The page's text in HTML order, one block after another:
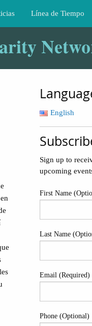
Línea de Tiempo
English
Sign up to
upcoming
First Name
Last Name
Email (Required)
Phone (Optional)